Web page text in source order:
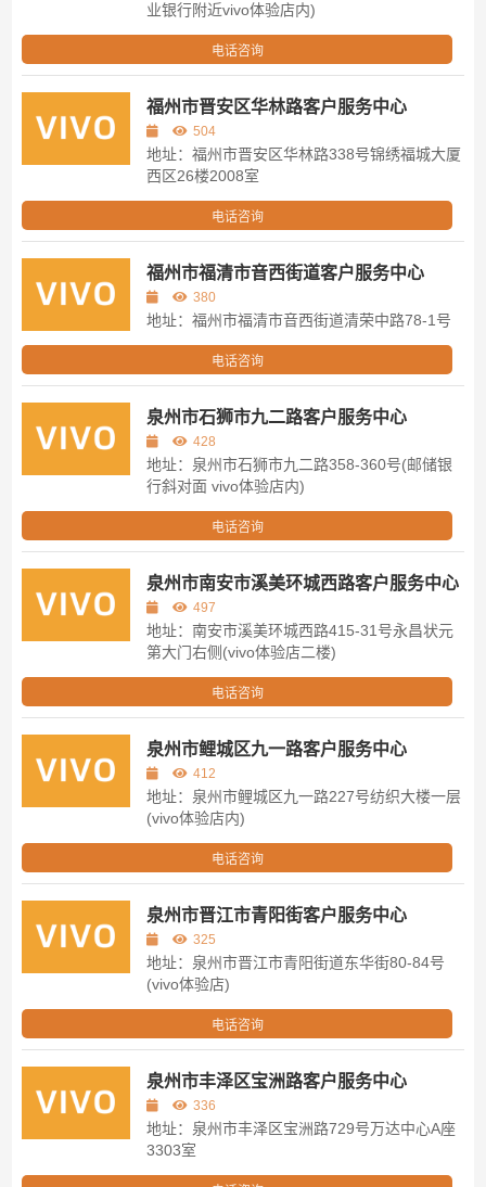
业银行附近vivo体验店内)
电话咨询
福州市晋安区华林路客户服务中心
504
地址：福州市晋安区华林路338号锦绣福城大厦
西区26楼2008室
电话咨询
福州市福清市音西街道客户服务中心
380
地址：福州市福清市音西街道清荣中路78-1号
电话咨询
泉州市石狮市九二路客户服务中心
428
地址：泉州市石狮市九二路358-360号(邮储银
行斜对面 vivo体验店内)
电话咨询
泉州市南安市溪美环城西路客户服务中心
497
地址：南安市溪美环城西路415-31号永昌状元
第大门右侧(vivo体验店二楼)
电话咨询
泉州市鲤城区九一路客户服务中心
412
地址：泉州市鲤城区九一路227号纺织大楼一层
(vivo体验店内)
电话咨询
泉州市晋江市青阳街客户服务中心
325
地址：泉州市晋江市青阳街道东华街80-84号
(vivo体验店)
电话咨询
泉州市丰泽区宝洲路客户服务中心
336
地址：泉州市丰泽区宝洲路729号万达中心A座
3303室